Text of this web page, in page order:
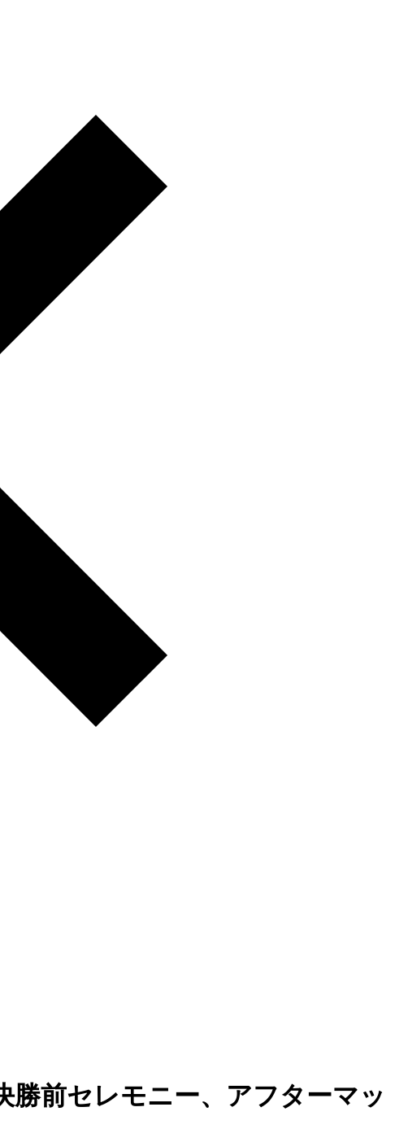
勝前セレモニー、アフターマッ